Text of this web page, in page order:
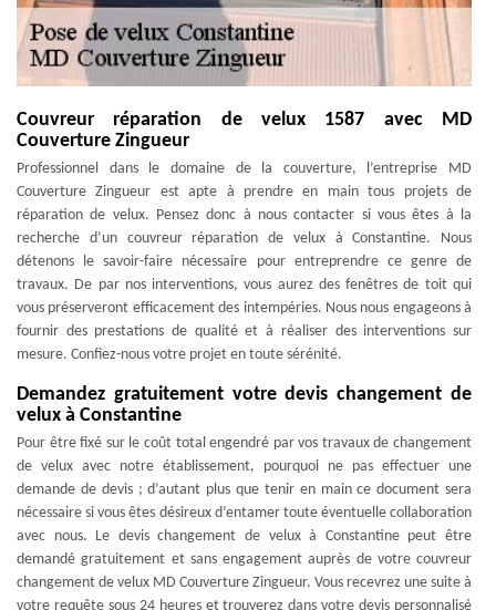
Couvreur réparation de velux 1587 avec MD
Couverture Zingueur
Professionnel dans le domaine de la couverture, l’entreprise MD
Couverture Zingueur est apte à prendre en main tous projets de
réparation de velux. Pensez donc à nous contacter si vous êtes à la
recherche d’un couvreur réparation de velux à Constantine. Nous
détenons le savoir-faire nécessaire pour entreprendre ce genre de
travaux. De par nos interventions, vous aurez des fenêtres de toit qui
vous préserveront efficacement des intempéries. Nous nous engageons à
fournir des prestations de qualité et à réaliser des interventions sur
mesure. Confiez-nous votre projet en toute sérénité.
Demandez gratuitement votre devis changement de
velux à Constantine
Pour être fixé sur le coût total engendré par vos travaux de changement
de velux avec notre établissement, pourquoi ne pas effectuer une
demande de devis ; d’autant plus que tenir en main ce document sera
nécessaire si vous êtes désireux d’entamer toute éventuelle collaboration
avec nous. Le devis changement de velux à Constantine peut être
demandé gratuitement et sans engagement auprès de votre couvreur
changement de velux MD Couverture Zingueur. Vous recevrez une suite à
votre requête sous 24 heures et trouverez dans votre devis personnalisé